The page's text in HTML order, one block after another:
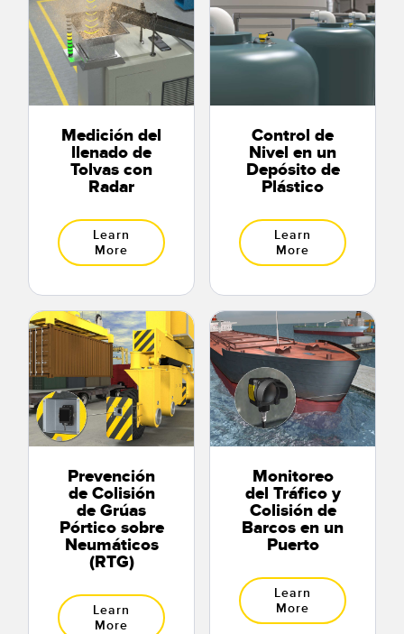
Medición del
llenado de
Tolvas con
Radar
Learn
More
Control de
Nivel en un
Depósito de
Plástico
Learn
More
Prevención
de Colisión
de Grúas
Pórtico sobre
Neumáticos
(RTG)
Learn
More
Monitoreo
del Tráfico y
Colisión de
Barcos en un
Puerto
Learn
More